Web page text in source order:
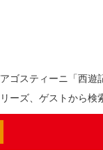
ゴスティーニ「西遊
ーズ、ゲストから検